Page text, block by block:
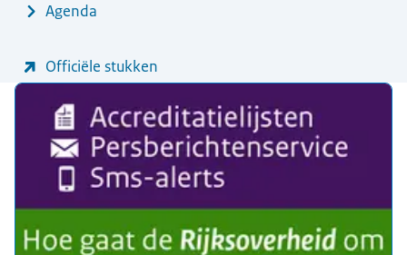
Agenda
Officiële stukken
Uitgelicht